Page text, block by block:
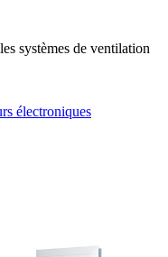
systèmes de ventilation
électroniques